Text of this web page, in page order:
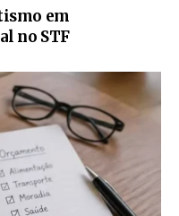
em
no STF